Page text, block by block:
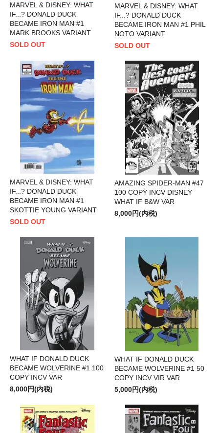
MARVEL & DISNEY: WHAT
IF...? DONALD DUCK
BECAME IRON MAN #1
MARK BROOKS VARIANT
SOLD OUT
MARVEL & DISNEY: WHAT
IF...? DONALD DUCK
BECAME IRON MAN #1 PHIL
NOTO VARIANT
SOLD OUT
MARVEL & DISNEY: WHAT
IF...? DONALD DUCK
BECAME IRON MAN #1
SKOTTIE YOUNG VARIANT
SOLD OUT
AMAZING SPIDER-MAN #47
100 COPY INCV DISNEY
WHAT IF B&W VAR
8,000円(内税)
WHAT IF DONALD DUCK
BECAME WOLVERINE #1 100
COPY INCV VAR
8,000円(内税)
WHAT IF DONALD DUCK
BECAME WOLVERINE #1 50
COPY INCV VIR VAR
5,000円(内税)